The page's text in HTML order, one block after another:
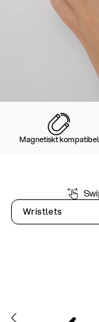
Magnetiskt kompatibel
Wristlets